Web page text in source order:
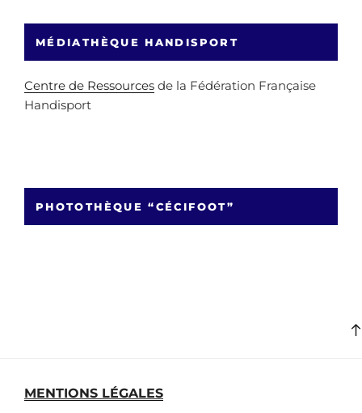
MÉDIATHÈQUE HANDISPORT
Centre de Ressources de la Fédération Française
Handisport
PHOTOTHÈQUE “CÉCIFOOT”
MENTIONS LÉGALES